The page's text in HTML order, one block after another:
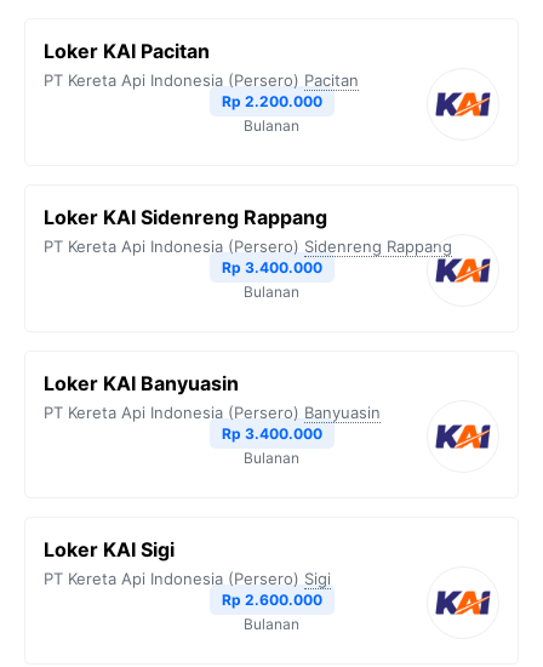
Loker KAI Pacitan
PT Kereta Api Indonesia (Persero) Pacitan
Rp 2.200.000
Bulanan
Loker KAI Sidenreng Rappang
PT Kereta Api Indonesia (Persero) Sidenreng Rappang
Rp 3.400.000
Bulanan
Loker KAI Banyuasin
PT Kereta Api Indonesia (Persero) Banyuasin
Rp 3.400.000
Bulanan
Loker KAI Sigi
PT Kereta Api Indonesia (Persero) Sigi
Rp 2.600.000
Bulanan